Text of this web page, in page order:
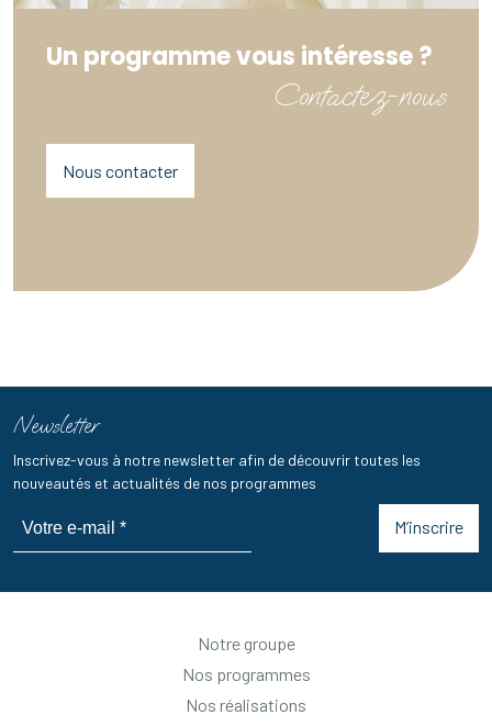
Un programme vous intéresse ?
Contactez-nous
Nous contacter
Newsletter
Inscrivez-vous à notre newsletter afin de découvrir toutes les
nouveautés et actualités de nos programmes
M’inscrire
Notre groupe
Nos programmes
Nos réalisations